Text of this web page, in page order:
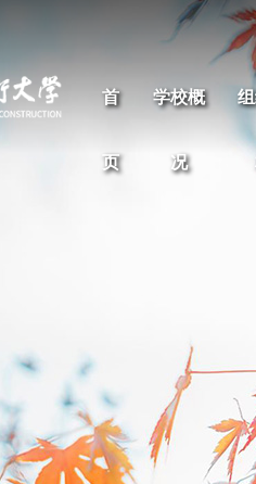
首
页
学校概
况